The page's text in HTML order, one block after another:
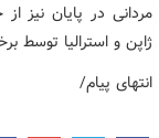
مردانی در پایان نیز
ژاپن و استرالیا توسط
انتهای پیام/